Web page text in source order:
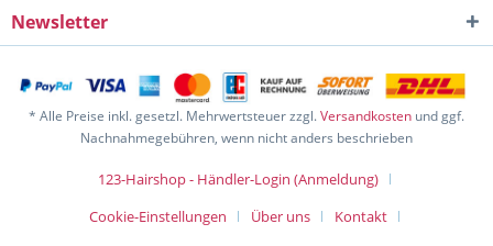
Newsletter
* Alle Preise inkl. gesetzl. Mehrwertsteuer zzgl.Versandkosten und ggf.
Nachnahmegebühren, wenn nicht anders beschrieben
123-Hairshop - Händler-Login (Anmeldung)
Cookie-Einstellungen
Über uns
Kontakt